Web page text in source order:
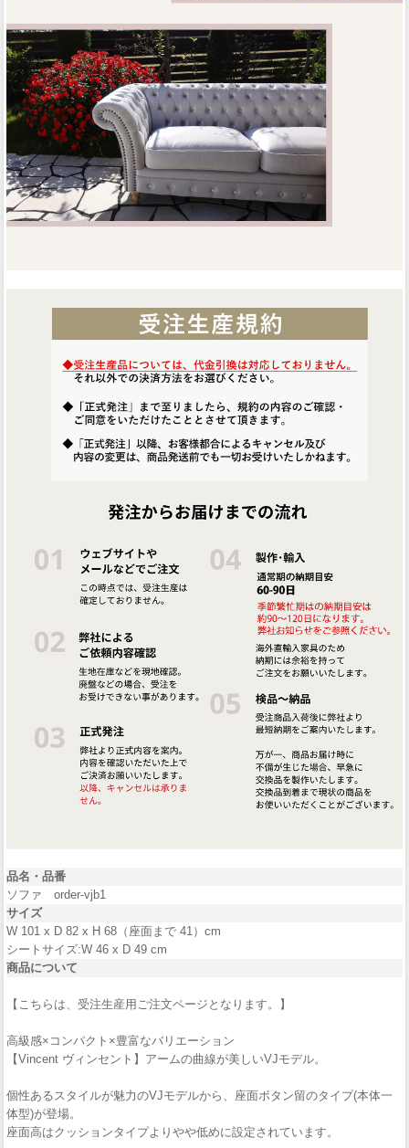
品名・品番
ソファ order-vjb1
サイズ
W 101 x D 82 x H 68（座面まで 41）cm
シートサイズ:W 46 x D 49 cm
商品について
【こちらは、受注生産用ご注文ページとなります。】
高級感×コンパクト×豊富なバリエーション
【Vincent ヴィンセント】アームの曲線が美しいVJモデル。
個性あるスタイルが魅力のVJモデルから、座面ボタン留のタイプ(本体一
体型)が登場。
座面高はクッションタイプよりやや低めに設定されています。